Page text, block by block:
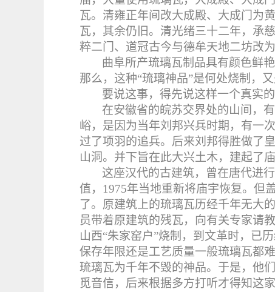
瓦。清雍正年间改大成殿、大成门为
瓦，其余仍旧。清光绪三十二年，承
粹二门、道冠古今与德牟天地二坊改为
曲阜所产琉璃瓦制品具有颜色鲜
那么，这种“琉璃神品”是何处烧制，
要说这事，得先说这样一个真实的
在安徽省的皖苏交界处的山间，
峪，是因为当年刘邦兴兵时期，有一
过了项羽的追兵。后来刘邦得胜做了
山洞。并下旨在此大兴土木，建起了庙
这座汉代的古建筑，曾在唐代进
值， 1975年当地重新将庙宇恢复。但
了。原建筑上的琉璃瓦历经千年无大
员带着原建筑的残瓦，向有关专家请
山西“朱家窑户”烧制，到文革时，已
保存年限还是工艺质量一般琉璃瓦都
琉璃瓦为千年不毁的神品。于是，他
觅音信，后来根据多方打听才得知这